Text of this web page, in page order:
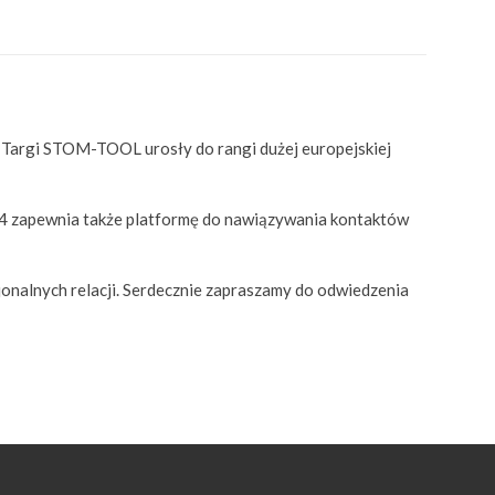
STOM-TOOL urosły do rangi dużej europejskiej
także platformę do nawiązywania kontaktów
relacji. Serdecznie zapraszamy do odwiedzenia